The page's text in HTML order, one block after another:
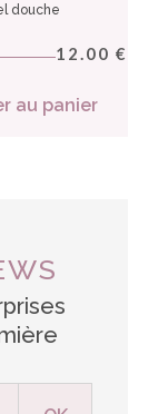
douche
12.00 €
au panier